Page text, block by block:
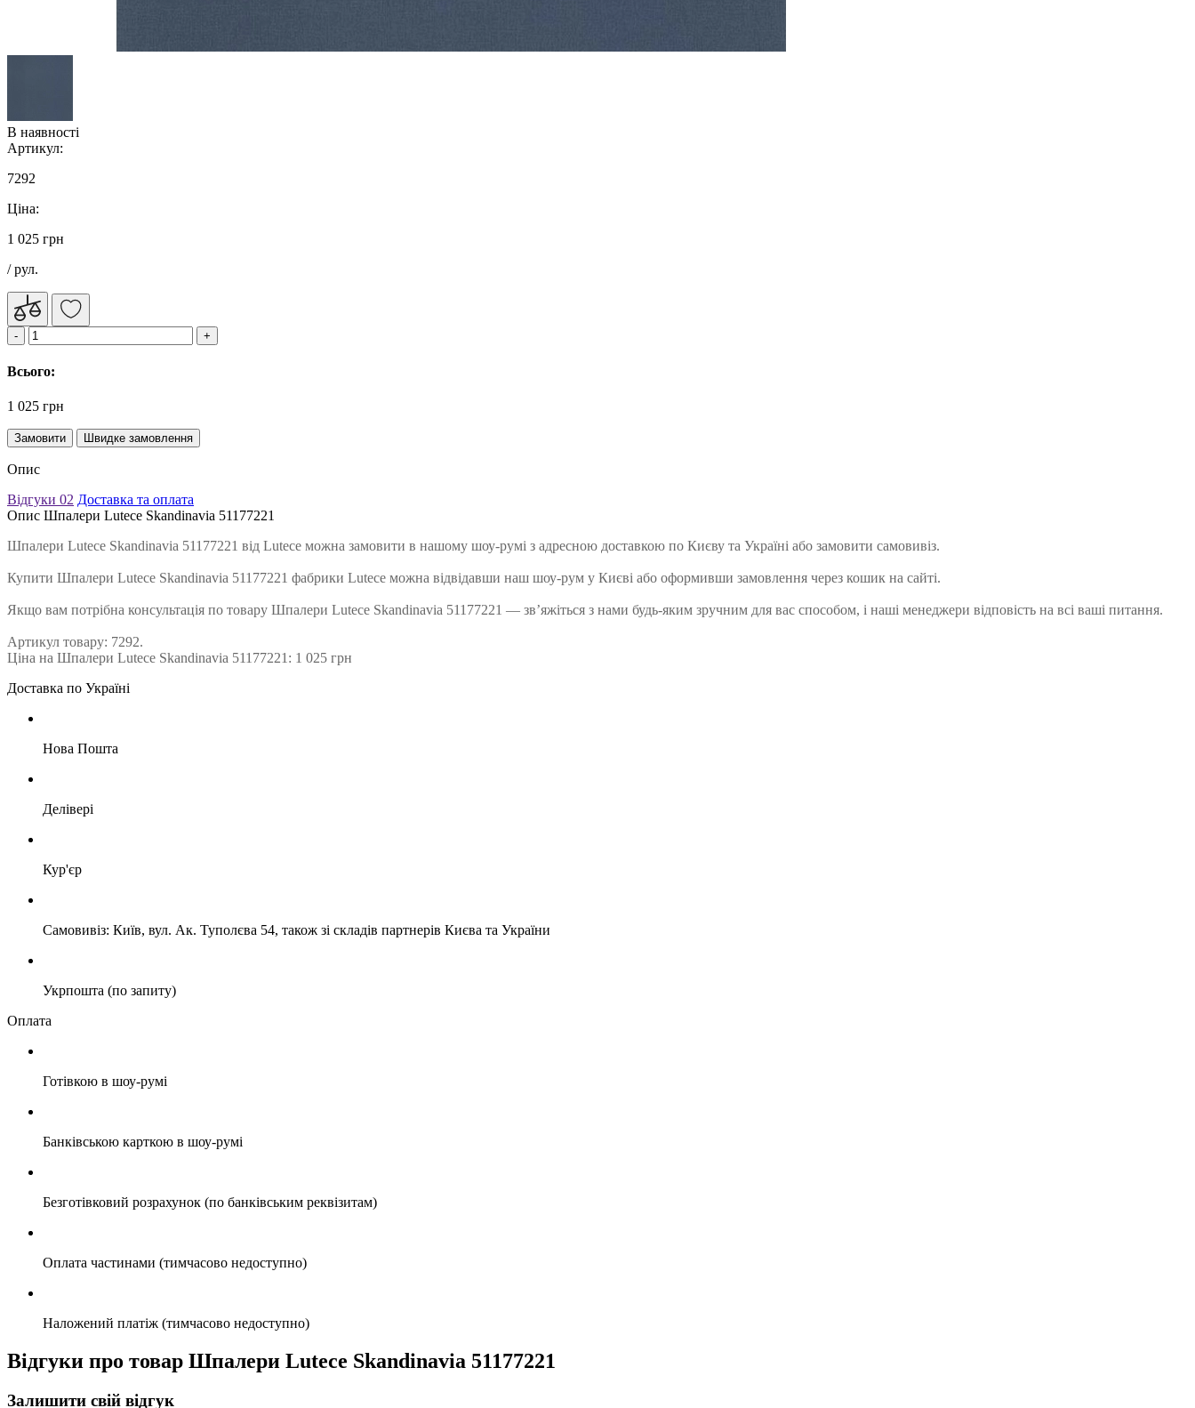
В наявності
Артикул:
7292
Ціна:
1 025 грн
/ рул.
Всього:
1 025 грн
Замовити Швидке замовлення
Опис
Відгуки 02 Доставка та оплата
Опис Шпалери Lutece Skandinavia 51177221
Шпалери Lutece Skandinavia 51177221 від Lutece можна замовити в нашому шоу-румі з адресною доставкою по Києву та Україні або замовити самовивіз.
Купити Шпалери Lutece Skandinavia 51177221 фабрики Lutece можна відвідавши наш шоу-рум у Києві або оформивши замовлення через кошик на сайті.
Якщо вам потрібна консультація по товару Шпалери Lutece Skandinavia 51177221 — зв’яжіться з нами будь-яким зручним для вас способом, і наші менеджери відповість на всі ваші питання.
Артикул товару: 7292.
Ціна на Шпалери Lutece Skandinavia 51177221: 1 025 грн
Доставка по Україні
Нова Пошта
Делівері
Кур'єр
Самовивіз: Київ, вул. Ак. Туполєва 54, також зі складів партнерів Києва та України
Укрпошта (по запиту)
Оплата
Готівкою в шоу-румі
Банківською карткою в шоу-румі
Безготівковий розрахунок (по банківським реквізитам)
Оплата частинами (тимчасово недоступно)
Наложений платіж (тимчасово недоступно)
Відгуки про товар Шпалери Lutece Skandinavia 51177221
Залишити свій відгук